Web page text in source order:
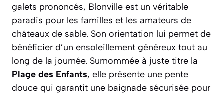
galets prononcés, Blonville est un véritable
paradis pour les familles et les amateurs de
châteaux de sable. Son orientation lui permet de
bénéficier d’un ensoleillement généreux tout au
long de la journée. Surnommée à juste titre la
Plage des Enfants, elle présente une pente
douce qui garantit une baignade sécurisée pour